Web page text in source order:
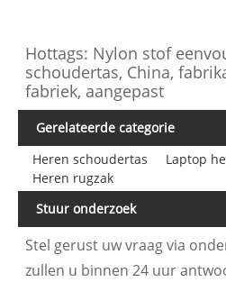
Hottags: Nylon stof
schoudertas, China,
fabriek, aangepast
Gerelateerde categorie
Heren schoudertas
Laptop
Heren rugzak
Stuur onderzoek
Stel gerust uw vraag via
zullen u binnen 24 uur